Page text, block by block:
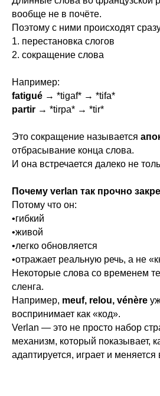
вообще не в почёте.
Поэтому с ними происходят
1. перестановка слогов
2. сокращение слова
Например:
fatigué → *tigaf* → *tifa*
partir → *tirpa* → *tir*
Это сокращение называется
отбрасывание конца слова.
И она встречается далеко не
Почему verlan так прочно
Потому что он:
•гибкий
•живой
•легко обновляется
•отражает реальную речь, а не
Некоторые слова со временем
сленга.
Например, meuf, relou, vénère
воспринимает как «код».
Verlan — это не просто набор
механизм, который показывает,
адаптируется, играет и